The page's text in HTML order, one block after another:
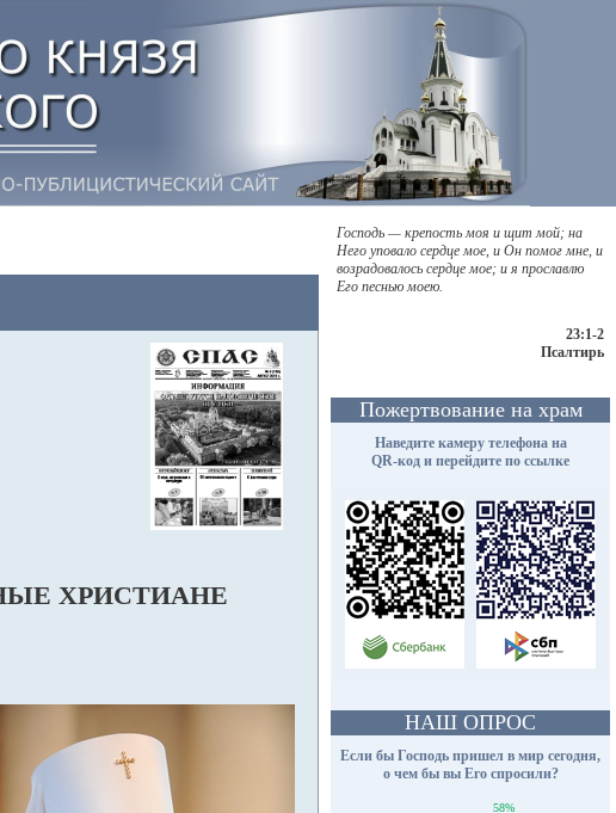
ХРИСТИАНЕ
Господь — крепость моя и щит мой; на
Него уповало сердце мое, и Он помог мне, и
возрадовалось сердце мое; и я прославлю
Его песнью моею.
23:1-2
Псалтирь
Пожертвование на храм
Наведите камеру телефона на
QR-код и перейдите по ссылке
НАШ ОПРОС
Если бы Господь пришел в мир сегодня,
о чем бы вы Его спросили?
58%